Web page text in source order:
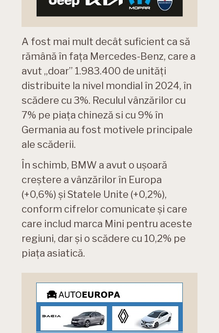
A fost mai mult decât suficient ca să
rămână în fața Mercedes-Benz, care a
avut „doar” 1.983.400 de unități
distribuite la nivel mondial în 2024, în
scădere cu 3%. Reculul vânzărilor cu
7% pe piața chineză si cu 9% în
Germania au fost motivele principale
ale scăderii.
În schimb, BMW a avut o ușoară
creștere a vânzărilor în Europa
(+0,6%) și Statele Unite (+0,2%),
conform cifrelor comunicate și care
care includ marca Mini pentru aceste
regiuni, dar și o scădere cu 10,2% pe
piața asiatică.